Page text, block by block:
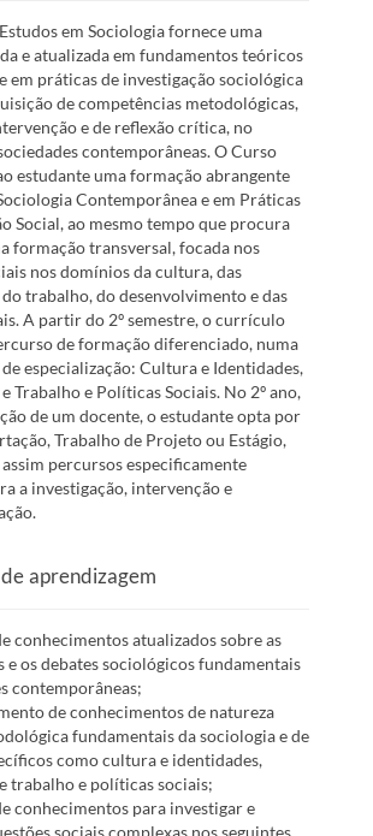
em Sociologia fornece uma
e atualizada em fundamentos teóricos
em práticas de investigação sociológica
de competências metodológicas,
e de reflexão crítica, no
contemporâneas. O Curso
estudante uma formação abrangente
Contemporânea e em Práticas
Social, ao mesmo tempo que procura
formação transversal, focada nos
nos domínios da cultura, das
trabalho, do desenvolvimento e das
A partir do 2º semestre, o currículo
de formação diferenciado, numa
especialização: Cultura e Identidades,
Trabalho e Políticas Sociais. No 2º ano,
de um docente, o estudante opta por
Trabalho de Projeto ou Estágio,
percursos especificamente
a investigação, intervenção e
aprendizagem
conhecimentos atualizados sobre as
e os debates sociológicos fundamentais
contemporâneas;
de conhecimentos de natureza
fundamentais da sociologia e de
como cultura e identidades,
trabalho e políticas sociais;
conhecimentos para investigar e